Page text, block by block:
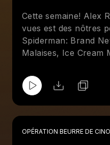
Cette semaine! Alex
vues est des nôtres
Spiderman: Brand
Malaises, Ice Cream
OPÉRATION BEURRE DE